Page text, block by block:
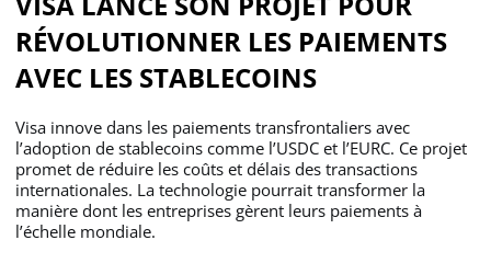
RÉVOLUTIONNER LES PAIEMENTS
AVEC LES STABLECOINS
Visa innove dans les paiements transfrontaliers avec
l’adoption de stablecoins comme l’USDC et l’EURC. Ce projet
promet de réduire les coûts et délais des transactions
internationales. La technologie pourrait transformer la
manière dont les entreprises gèrent leurs paiements à
l’échelle mondiale.